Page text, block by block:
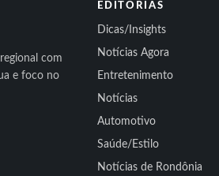
com
e foco no
EDITORIAS
Dicas/Insights
Notícias Agora
Entretenimento
Notícias
Automotivo
Saúde/Estilo
Notícias de Rondônia